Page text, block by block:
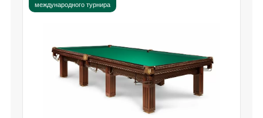
международного турнира